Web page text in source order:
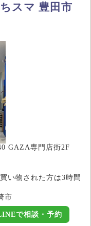
スマ 豊田市
GAZA専門店街2F
い物された方は3時間
市
で相談・予約